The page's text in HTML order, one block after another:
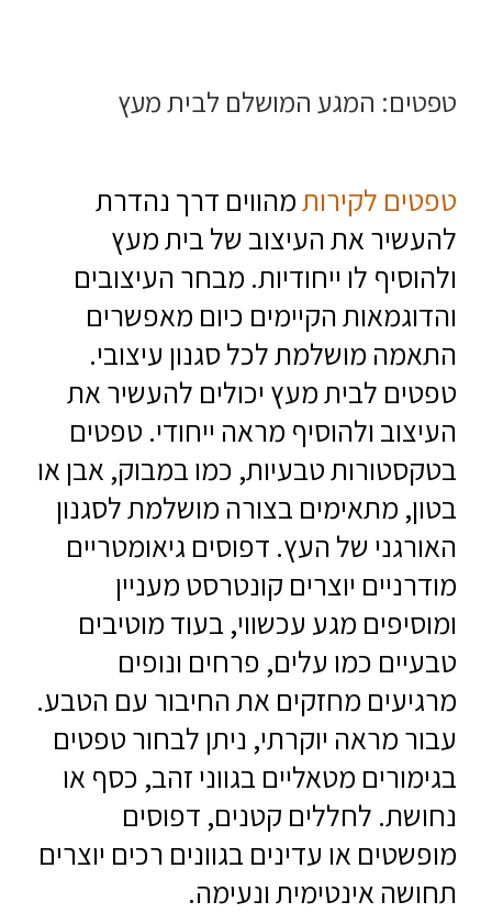
טפטים: המגע המושלם לבית מעץ
טפטים לקירותמהווים דרך נהדרת
להעשיר את העיצוב של בית מעץ
ולהוסיף לו ייחודיות. מבחר העיצובים
והדוגמאות הקיימים כיום מאפשרים
התאמה מושלמת לכל סגנון עיצובי.
טפטים לבית מעץ יכולים להעשיר את
העיצוב ולהוסיף מראה ייחודי. טפטים
בטקסטורות טבעיות, כמו במבוק, אבן או
בטון, מתאימים בצורה מושלמת לסגנון
האורגני של העץ. דפוסים גיאומטריים
מודרניים יוצרים קונטרסט מעניין
ומוסיפים מגע עכשווי, בעוד מוטיבים
טבעיים כמו עלים, פרחים ונופים
מרגיעים מחזקים את החיבור עם הטבע.
עבור מראה יוקרתי, ניתן לבחור טפטים
בגימורים מטאליים בגווני זהב, כסף או
נחושת. לחללים קטנים, דפוסים
מופשטים או עדינים בגוונים רכים יוצרים
תחושה אינטימית ונעימה.